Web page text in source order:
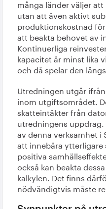
många länder väljer
utan att även aktivt
produktionskostnad
att beakta behovet av
Kontinuerliga
kapacitet är minst lika
och då spelar den
Utredningen utgår
inom utgiftsområdet.
skatteintäkter från
utredningens
av denna verksamhet
att innebära
positiva
också kan beakta
kalkylen. Det finns
nödvändigtvis måste